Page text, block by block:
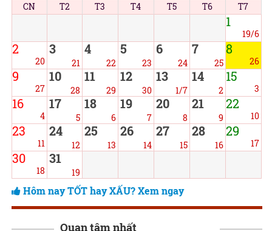
CN T2 T3 T4 T5 T6 T7
1
19/6
2
20
3
21
4
22
5
23
6
24
7
25
8
26
9
27
10
28
11
29
12
30
13
1/7
14
2
15
3
16
4
17
5
18
6
19
7
20
8
21
9
22
10
23
11
24
12
25
13
26
14
27
15
28
16
29
17
30
18
31
19
Hôm nay TỐT hay XẤU? Xem ngay
Quan tâm nhất